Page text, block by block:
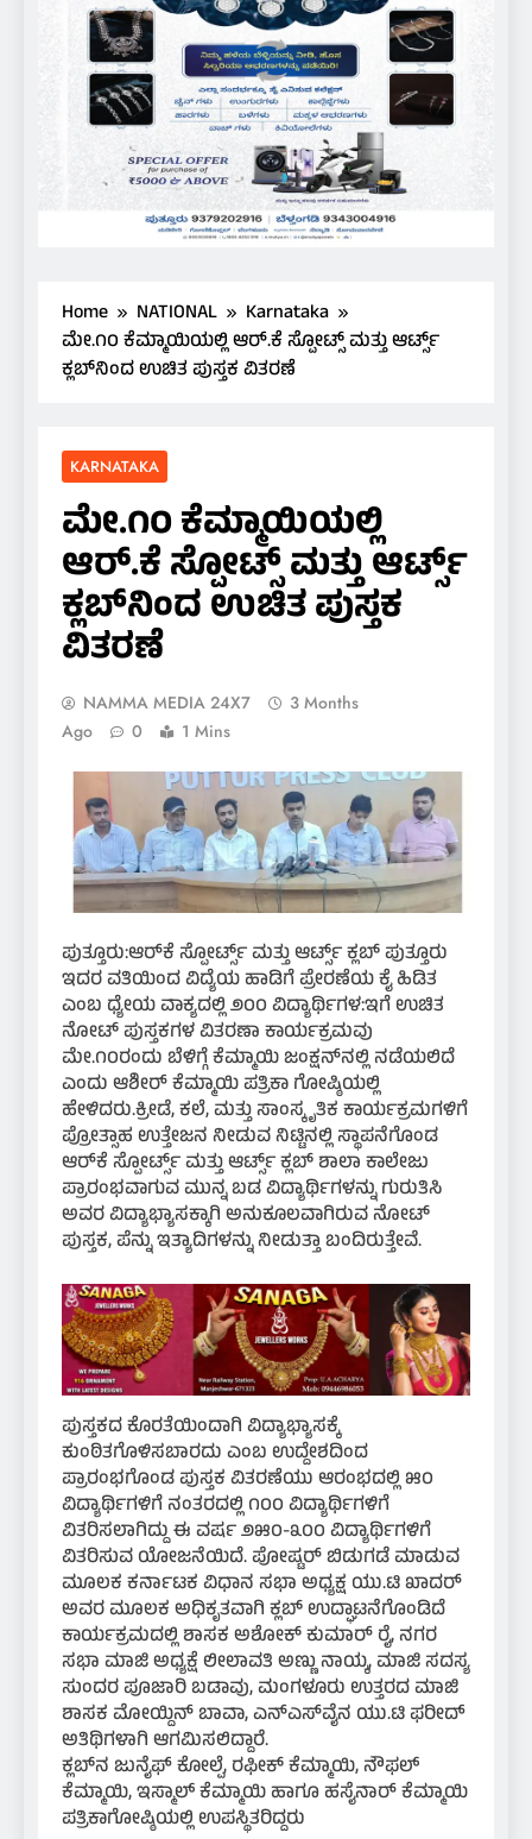
Home NATIONAL
Karnataka
ಮೇ.೧೦ ಕೆಮ್ಮಾಯಿಯಲ್ಲಿ ಆರ್.ಕೆ ಸ್ಪೋಟ್ಸ್ ಮತ್ತು ಆರ್ಟ್ಸ್
ಕ್ಲಬ್‌ನಿಂದ ಉಚಿತ ಪುಸ್ತಕ ವಿತರಣೆ
KARNATAKA
ಮೇ.೧೦ ಕೆಮ್ಮಾಯಿಯಲ್ಲಿ
ಆರ್.ಕೆ ಸ್ಪೋಟ್ಸ್ ಮತ್ತು ಆರ್ಟ್ಸ್
ಕ್ಲಬ್‌ನಿಂದ ಉಚಿತ ಪುಸ್ತಕ
ವಿತರಣೆ
NAMMA MEDIA 24X7
3 Months
Ago
0 1 Mins
ಪುತ್ತೂರು:ಆರ್‌ಕೆ ಸ್ಪೋರ್ಟ್ಸ್ ಮತ್ತು ಆರ್ಟ್ಸ್ ಕ್ಲಬ್ ಪುತ್ತೂರು
ಇದರ ವತಿಯಿಂದ ವಿದ್ಯೆಯ ಹಾಡಿಗೆ ಪ್ರೇರಣೆಯ ಕೈ ಹಿಡಿತ
ಎಂಬ ಧ್ಯೇಯ ವಾಕ್ಯದಲ್ಲಿ ೨೦೦ ವಿದ್ಯಾರ್ಥಿಗಳ:ಇಗೆ ಉಚಿತ
ನೋಟ್ ಪುಸ್ತಕಗಳ ವಿತರಣಾ ಕಾರ್ಯಕ್ರಮವು
ಮೇ.೧೦ರಂದು ಬೆಳಿಗ್ಗೆ ಕೆಮ್ಮಾಯಿ ಜಂಕ್ಷನ್‌ನಲ್ಲಿ ನಡೆಯಲಿದೆ
ಎಂದು ಆಶೀರ್ ಕೆಮ್ಮಾಯಿ ಪತ್ರಿಕಾ ಗೋಷ್ಠಿಯಲ್ಲಿ
ಹೇಳಿದರು.ಕ್ರೀಡೆ, ಕಲೆ, ಮತ್ತು ಸಾಂಸ್ಕೃತಿಕ ಕಾರ್ಯಕ್ರಮಗಳಿಗೆ
ಪ್ರೋತ್ಸಾಹ ಉತ್ತೇಜನ ನೀಡುವ ನಿಟ್ಟಿನಲ್ಲಿ ಸ್ಥಾಪನೆಗೊಂಡ
ಆರ್‌ಕೆ ಸ್ಪೋರ್ಟ್ಸ್ ಮತ್ತು ಆರ್ಟ್ಸ್ ಕ್ಲಬ್ ಶಾಲಾ ಕಾಲೇಜು
ಪ್ರಾರಂಭವಾಗುವ ಮುನ್ನ ಬಡ ವಿದ್ಯಾರ್ಥಿಗಳನ್ನು ಗುರುತಿಸಿ
ಅವರ ವಿದ್ಯಾಭ್ಯಾಸಕ್ಕಾಗಿ ಅನುಕೂಲವಾಗಿರುವ ನೋಟ್
ಪುಸ್ತಕ, ಪೆನ್ನು ಇತ್ಯಾದಿಗಳನ್ನು ನೀಡುತ್ತಾ ಬಂದಿರುತ್ತೇವೆ.
ಪುಸ್ತಕದ ಕೊರತೆಯಿಂದಾಗಿ ವಿದ್ಯಾಭ್ಯಾಸಕ್ಕೆ
ಕುಂಠಿತಗೊಳಿಸಬಾರದು ಎಂಬ ಉದ್ದೇಶದಿಂದ
ಪ್ರಾರಂಭಗೊಂಡ ಪುಸ್ತಕ ವಿತರಣೆಯು ಆರಂಭದಲ್ಲಿ ೫೦
ವಿದ್ಯಾರ್ಥಿಗಳಿಗೆ ನಂತರದಲ್ಲಿ ೧೦೦ ವಿದ್ಯಾರ್ಥಿಗಳಿಗೆ
ವಿತರಿಸಲಾಗಿದ್ದು ಈ ವರ್ಷ ೨೫೦-೩೦೦ ವಿದ್ಯಾರ್ಥಿಗಳಿಗೆ
ವಿತರಿಸುವ ಯೋಜನೆಯಿದೆ. ಪೋಷ್ಟರ್ ಬಿಡುಗಡೆ ಮಾಡುವ
ಮೂಲಕ ಕರ್ನಾಟಕ ವಿಧಾನ ಸಭಾ ಅಧ್ಯಕ್ಷ ಯು.ಟಿ ಖಾದರ್
ಅವರ ಮೂಲಕ ಅಧಿಕೃತವಾಗಿ ಕ್ಲಬ್ ಉದ್ಘಾಟನೆಗೊಂಡಿದೆ
ಕಾರ್ಯಕ್ರಮದಲ್ಲಿ ಶಾಸಕ ಅಶೋಕ್ ಕುಮಾರ್ ರೈ, ನಗರ
ಸಭಾ ಮಾಜಿ ಅಧ್ಯಕ್ಷೆ ಲೀಲಾವತಿ ಅಣ್ಣು ನಾಯ್ಕ, ಮಾಜಿ ಸದಸ್ಯ
ಸುಂದರ ಪೂಜಾರಿ ಬಡಾವು, ಮಂಗಳೂರು ಉತ್ತರದ ಮಾಜಿ
ಶಾಸಕ ಮೋಯ್ದಿನ್ ಬಾವಾ, ಎನ್‌ಎಸ್‌ವೈನ ಯು.ಟಿ ಫರೀದ್
ಅತಿಥಿಗಳಾಗಿ ಆಗಮಿಸಲಿದ್ದಾರೆ.
ಕ್ಲಬ್‌ನ ಜುನೈಫ್ ಕೋಲ್ಪೆ, ರಫೀಕ್ ಕೆಮ್ಮಾಯಿ, ನೌಫಲ್
ಕೆಮ್ಮಾಯಿ, ಇಸ್ಮಾಲ್ ಕೆಮ್ಮಾಯಿ ಹಾಗೂ ಹಸೈನಾರ್ ಕೆಮ್ಮಾಯಿ
ಪತ್ರಿಕಾಗೋಷ್ಠಿಯಲ್ಲಿ ಉಪಸ್ಥಿತರಿದ್ದರು